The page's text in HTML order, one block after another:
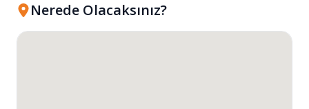
Nerede Olacaksınız?